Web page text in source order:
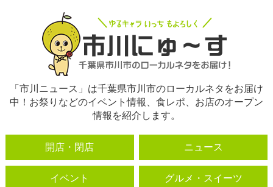
「市川ニュース」は千葉県市川市のローカルネタをお届け
中！お祭りなどのイベント情報、食レポ、お店のオープン
情報を紹介します。
開店・閉店 ニュース
イベント グルメ・スイーツ